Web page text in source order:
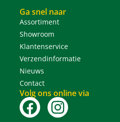
Ga snel naar
Assortiment
Showroom
Klantenservice
Verzendinformatie
Nieuws
Contact
Volg ons online via